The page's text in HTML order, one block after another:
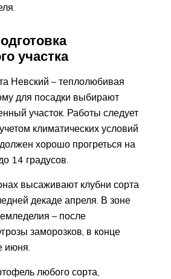
участка
Невский – теплолюбивая
для посадки выбирают
участок. Работы следует
климатических условий
хорошо прогреться на
14 градусов.
высаживают клубни сорта
декаде апреля. В зоне
– после
заморозков, в конце
июня.
любого сорта,